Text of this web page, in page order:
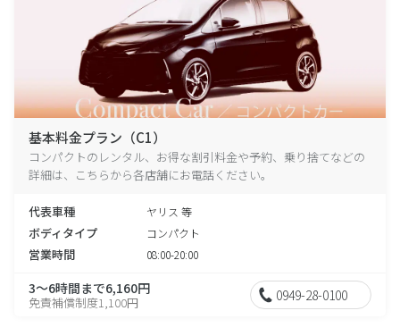
基本料金プラン（C1）
コンパクトのレンタル、お得な割引料金や予約、乗り捨てなどの
詳細は、こちらから各店舗にお電話ください。
代表車種 ヤリス 等
ボディタイプ コンパクト
営業時間 08:00-20:00
3～6時間まで6,160円
免責補償制度1,100円 0949-28-0100